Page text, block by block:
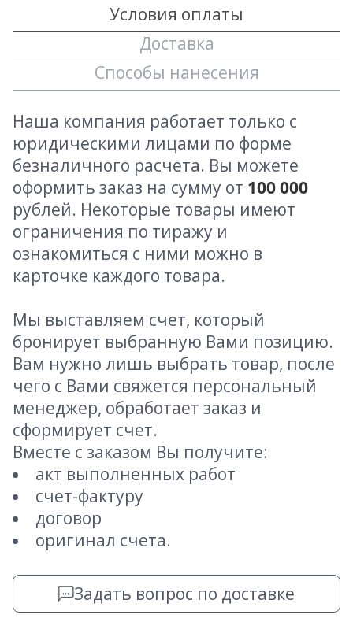
Условия оплаты
Доставка
Способы нанесения
Наша компания работает только с
юридическими лицами по форме
безналичного расчета. Вы можете
оформить заказ на сумму от 100 000
рублей. Некоторые товары имеют
ограничения по тиражу и
ознакомиться с ними можно в
карточке каждого товара.
Мы выставляем счет, который
бронирует выбранную Вами позицию.
Вам нужно лишь выбрать товар, после
чего с Вами свяжется персональный
менеджер, обработает заказ и
сформирует счет.
Вместе с заказом Вы получите:
акт выполненных работ
счет-фактуру
договор
оригинал счета.
Задать вопрос по доставке